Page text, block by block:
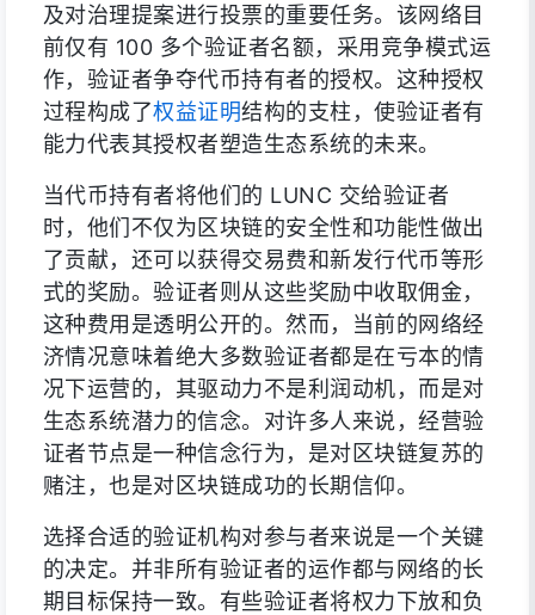
及对治理提案进行投票的重要任务。该网络目
前仅有 100 多个验证者名额，采用竞争模式运
作，验证者争夺代币持有者的授权。这种授权
过程构成了权益证明结构的支柱，使验证者有
能力代表其授权者塑造生态系统的未来。
当代币持有者将他们的 LUNC 交给验证者
时，他们不仅为区块链的安全性和功能性做出
了贡献，还可以获得交易费和新发行代币等形
式的奖励。验证者则从这些奖励中收取佣金，
这种费用是透明公开的。然而，当前的网络经
济情况意味着绝大多数验证者都是在亏本的情
况下运营的，其驱动力不是利润动机，而是对
生态系统潜力的信念。对许多人来说，经营验
证者节点是一种信念行为，是对区块链复苏的
赌注，也是对区块链成功的长期信仰。
选择合适的验证机构对参与者来说是一个关键
的决定。并非所有验证者的运作都与网络的长
期目标保持一致。有些验证者将权力下放和负